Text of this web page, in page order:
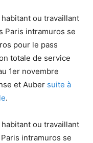
habitant ou travaillant
Paris intramuros se
pour le pass
totale de service
1er novembre
et Auber suite à
.
habitant ou travaillant
intramuros se